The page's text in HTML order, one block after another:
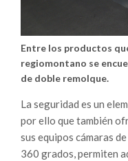
Entre los productos
regiomontano se
de doble remolque.
La seguridad es un
por ello que también
sus equipos cámaras
360 grados, permiten